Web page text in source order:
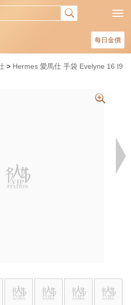
每日金價
Hermes 愛馬仕 手袋 Evelyne 16 I9